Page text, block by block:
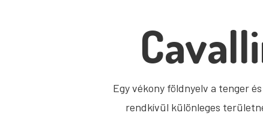
Egy vékony földnyelv a tenger
rendkívül különleges